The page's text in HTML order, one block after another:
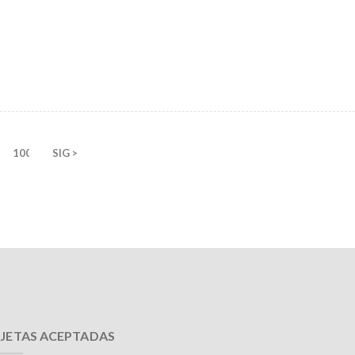
100 SIG >
ACEPTADAS